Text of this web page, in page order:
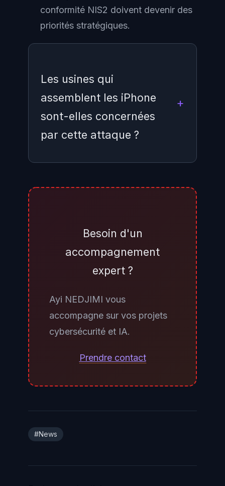
conformité NIS2 doivent devenir des
priorités stratégiques.
Les usines qui
assemblent les iPhone
sont-elles concernées
par cette attaque ?
(Texas) — sont des sites
américains, pas des lignes
d'assemblage de produits grand
fabriquent les iPhone se trouvent
en Chine (Shenzhen, Zhengzhou)
et en Inde, et n'ont pas été
impliquées dans cet incident. En
serveurs Apple dérobés
les marchés.
Besoin d'un
accompagnement
expert ?
Ayi NEDJIMI vous
accompagne sur vos projets
cybersécurité et IA.
Prendre contact
#News